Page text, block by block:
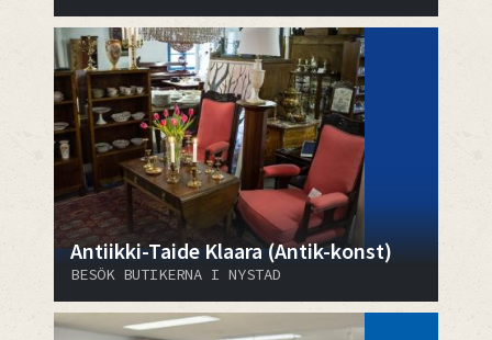
Antiikki-Taide Klaara (Antik-konst)
BESÖK BUTIKERNA I NYSTAD